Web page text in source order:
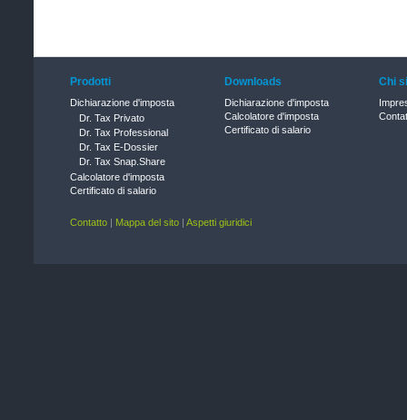
Prodotti
Dichiarazione d'imposta
Dr. Tax Privato
Dr. Tax Professional
Dr. Tax E-Dossier
Dr. Tax Snap.Share
Calcolatore d'imposta
Certificato di salario
Downloads
Dichiarazione d'imposta
Calcolatore d'imposta
Certificato di salario
Chi
Contatto Mappa del sito Aspetti giuridici